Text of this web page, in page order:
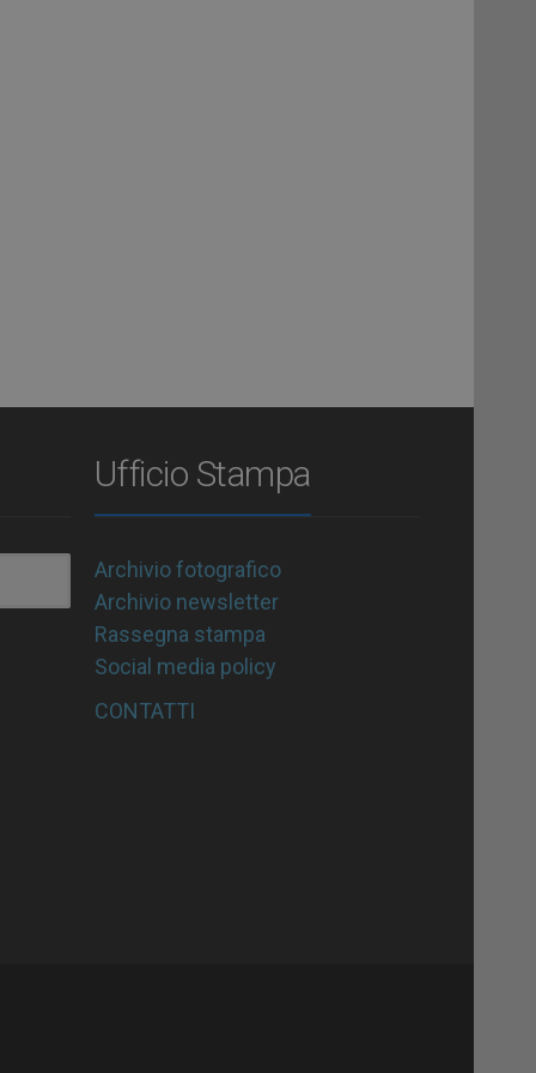
Ufficio Stampa
Archivio fotografico
Archivio newsletter
Rassegna stampa
Social media policy
CONTATTI